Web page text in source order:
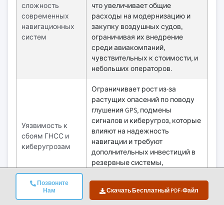
Позвоните
Нам
Скачать Бесплатный PDF-Файл
сложность
современных
навигационных
систем
что увеличивает общие
расходы на модернизацию и
закупку воздушных судов,
ограничивая их внедрение
среди авиакомпаний,
чувствительных к стоимости, и
небольших операторов.
Уязвимость к
сбоям ГНСС и
киберугрозам
Ограничивает рост из-за
растущих опасений по поводу
глушения GPS, подмены
сигналов и киберугроз, которые
влияют на надежность
навигации и требуют
дополнительных инвестиций в
резервные системы,
внедренческую сложность.